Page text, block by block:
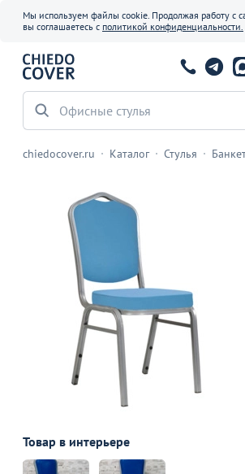
Мы используем файлы cookie. Продолжая работу с
вы соглашаетесь с политикой конфиденциальности.
Офисные стулья
chiedocover.ru Каталог Стулья
Товар в интерьере